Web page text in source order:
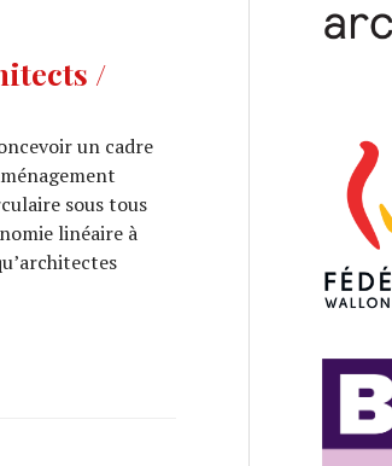
/
un cadre
sous tous
linéaire à
URBAIN (17/18) : CONIX RDBM